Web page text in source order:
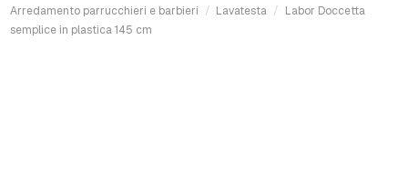
Arredamento parrucchieri e barbieri
Lavatesta
Labor Doccetta
semplice in plastica 145 cm